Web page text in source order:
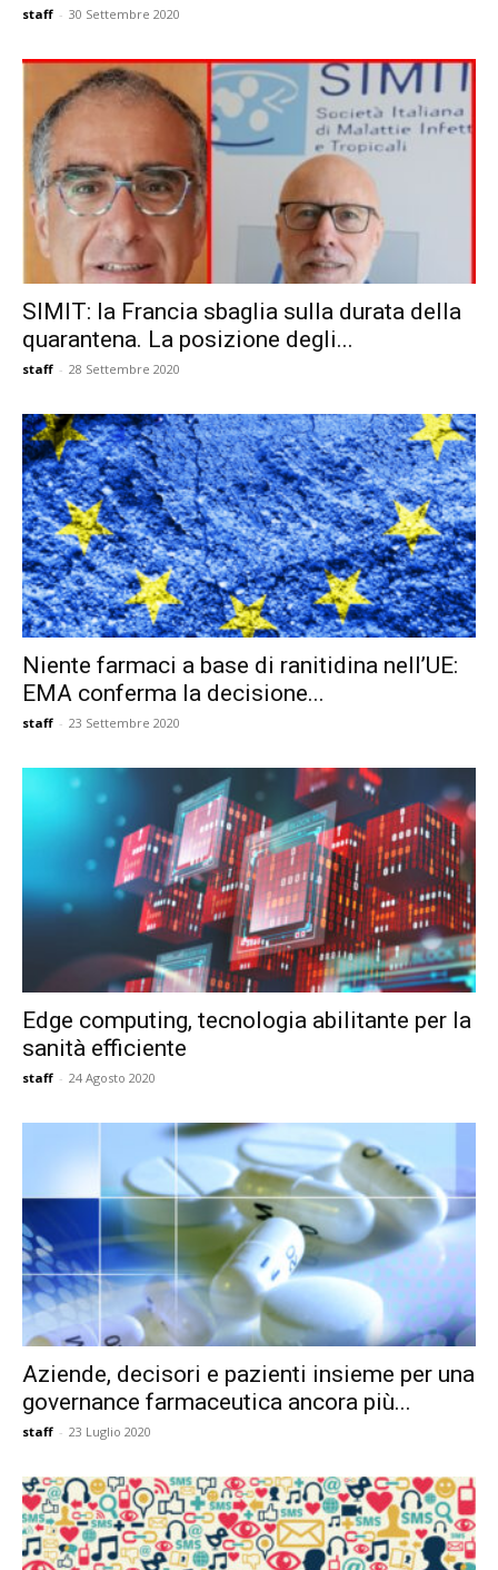
staff - 30 Settembre 2020
SIMIT: la Francia sbaglia sulla durata della
quarantena. La posizione degli...
staff - 28 Settembre 2020
Niente farmaci a base di ranitidina nell’UE:
EMA conferma la decisione...
staff - 23 Settembre 2020
Edge computing, tecnologia abilitante per la
sanità efficiente
staff - 24 Agosto 2020
Aziende, decisori e pazienti insieme per una
governance farmaceutica ancora più...
staff - 23 Luglio 2020